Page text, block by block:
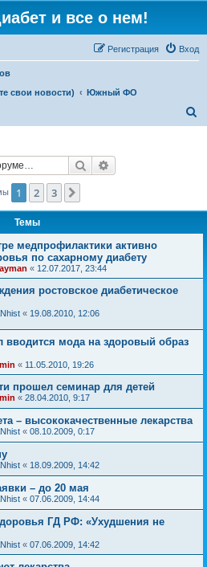
и все о нем!
Вход
Регистрация
свои новости)
Южный ФО
Поиск
1 2 3
Темы
медпрофилактики активно
по сахарному диабету
« 12.07.2017, 23:44
ростовское диабетическое
« 19.08.2010, 12:06
вводится мода на здоровый образ
« 11.05.2010, 19:26
прошел семинар для детей
« 28.04.2010, 9:17
– высококачественные лекарства
« 08.10.2009, 0:17
« 18.09.2009, 14:42
– до 20 мая
« 07.06.2009, 14:44
ГД РФ: «Ухудшения не
« 07.06.2009, 14:42